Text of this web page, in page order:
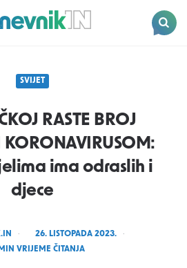
SVIJET
RASTE BROJ
KORONAVIRUSOM:
ima odraslih i
djece
26. LISTOPADA 2023.
MIN VRIJEME ČITANJA